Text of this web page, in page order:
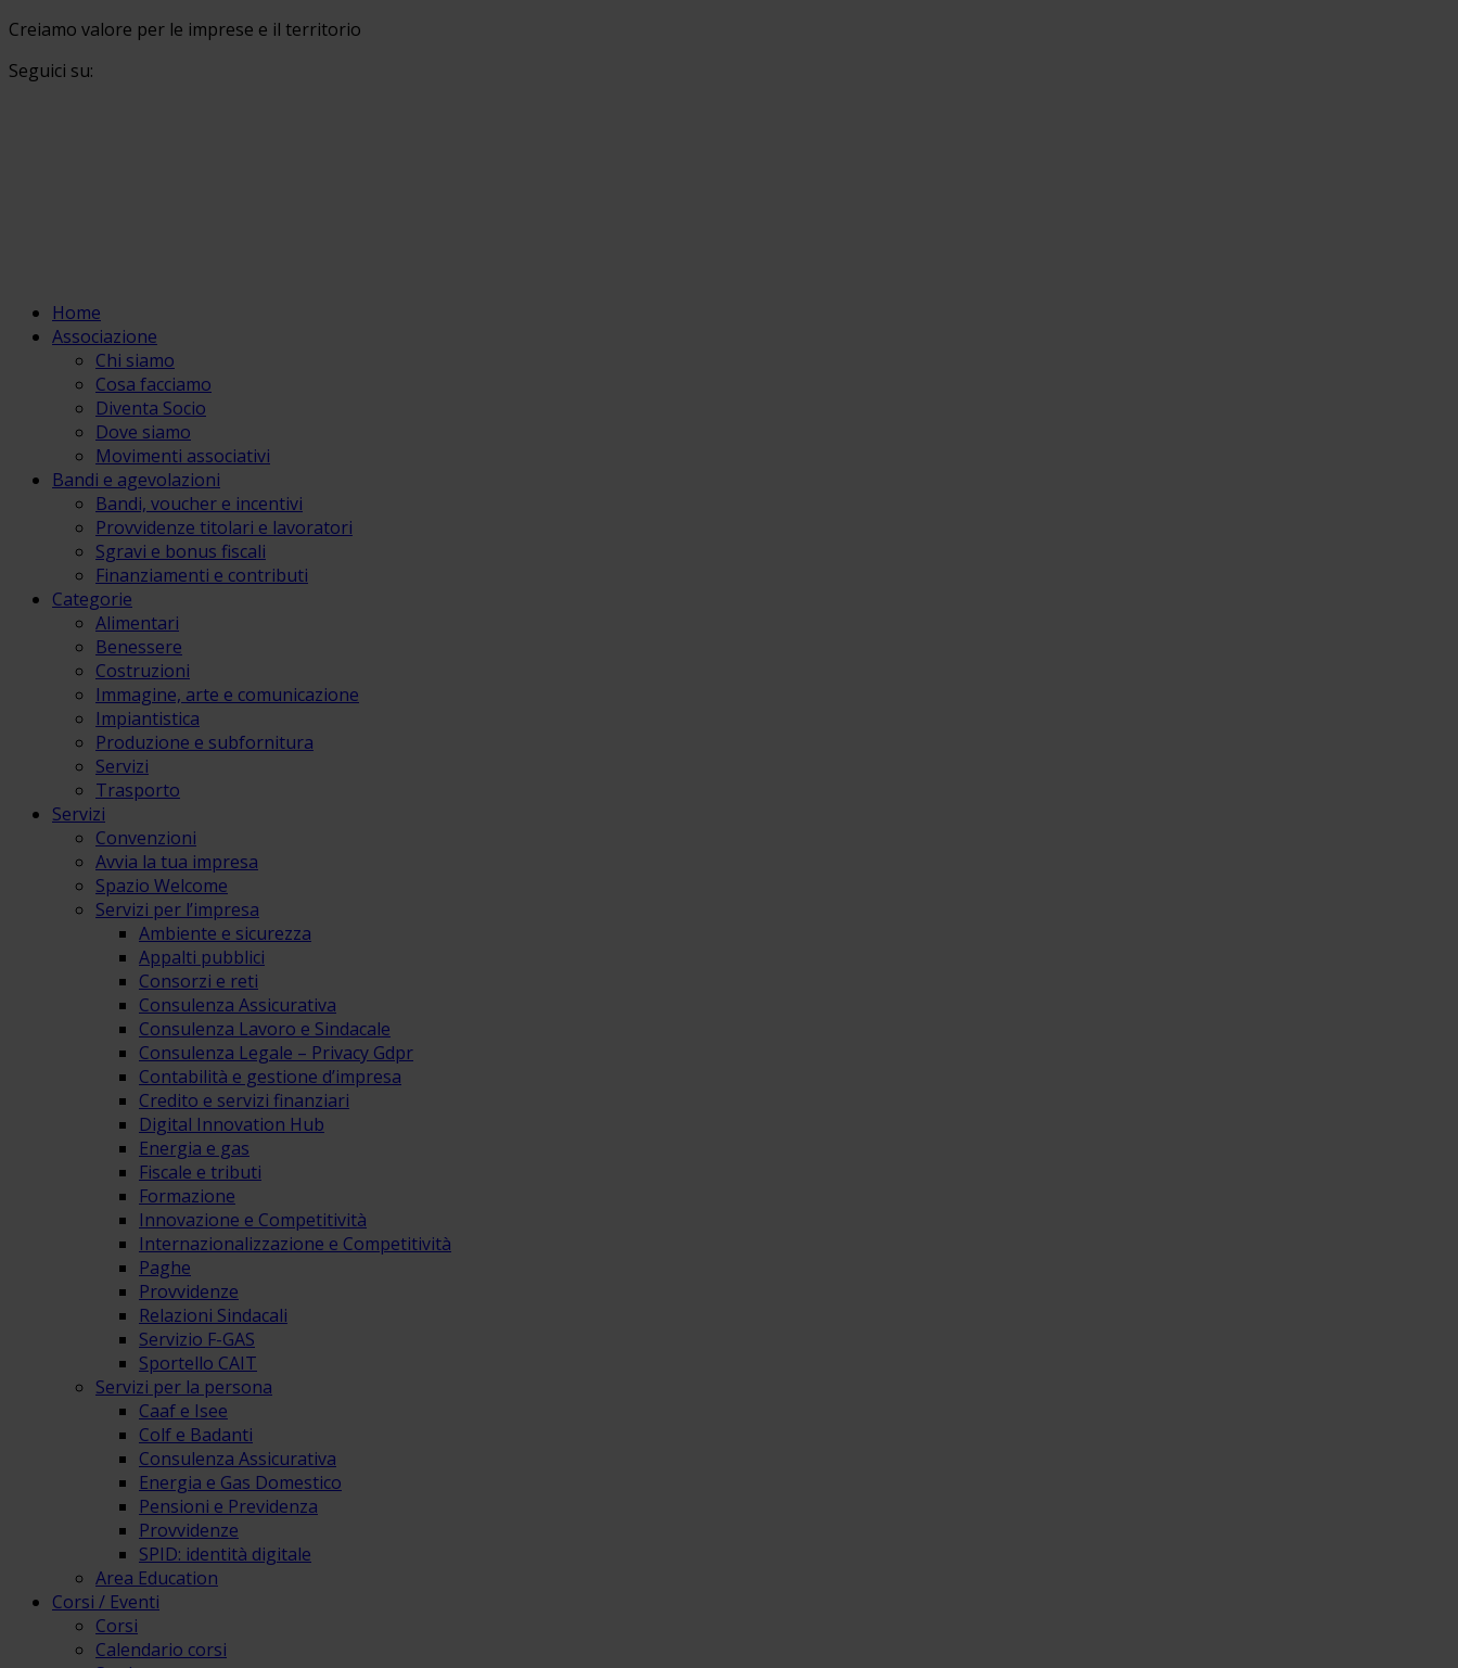
Creiamo valore per le imprese e il territorio
Seguici su:
Home
Associazione
Chi siamo
Cosa facciamo
Diventa Socio
Dove siamo
Movimenti associativi
Bandi e agevolazioni
Bandi, voucher e incentivi
Provvidenze titolari e lavoratori
Sgravi e bonus fiscali
Finanziamenti e contributi
Categorie
Alimentari
Benessere
Costruzioni
Immagine, arte e comunicazione
Impiantistica
Produzione e subfornitura
Servizi
Trasporto
Servizi
Convenzioni
Avvia la tua impresa
Spazio Welcome
Servizi per l’impresa
Ambiente e sicurezza
Appalti pubblici
Consorzi e reti
Consulenza Assicurativa
Consulenza Lavoro e Sindacale
Consulenza Legale – Privacy Gdpr
Contabilità e gestione d’impresa
Credito e servizi finanziari
Digital Innovation Hub
Energia e gas
Fiscale e tributi
Formazione
Innovazione e Competitività
Internazionalizzazione e Competitività
Paghe
Provvidenze
Relazioni Sindacali
Servizio F-GAS
Sportello CAIT
Servizi per la persona
Caaf e Isee
Colf e Badanti
Consulenza Assicurativa
Energia e Gas Domestico
Pensioni e Previdenza
Provvidenze
SPID: identità digitale
Area Education
Corsi / Eventi
Corsi
Calendario corsi